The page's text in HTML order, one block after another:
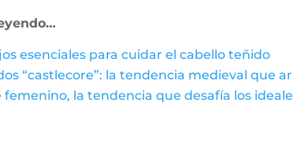
esenciales para cuidar el cabello teñido
“castlecore”: la tendencia medieval que
femenino, la tendencia que desafía los